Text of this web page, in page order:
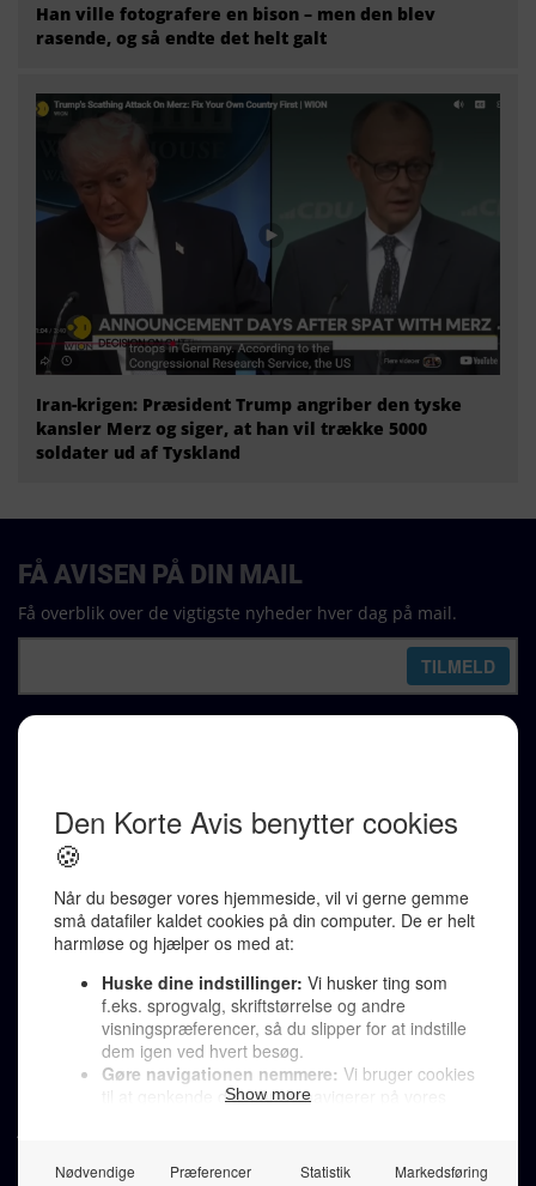
Han ville fotografere en bison – men den blev
rasende, og så endte det helt galt
Iran-krigen: Præsident Trump angriber den tyske
kansler Merz og siger, at han vil trække 5000
soldater ud af Tyskland
Karen Jespersen
Redaktionen kontaktes via mail til
redaktion@denkorteavis.dk
Telefonsvarer 20 30 10 96
Von Ostensgade 22, 2791 Dragør
LINKS
Tidligere aviser >
Støt Den Korte Avis >
Send et læserbrev >
FÅ AVISEN PÅ DIN MAIL
Få overblik over de vigtigste nyheder hver dag på mail.